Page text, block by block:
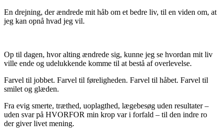
En drejning, der ændrede mit håb om et bedre liv, til en viden om, at
jeg kan opnå hvad jeg vil.
Op til dagen, hvor alting ændrede sig, kunne jeg se hvordan mit liv
ville ende og udelukkende komme til at bestå af overlevelse.
Farvel til jobbet. Farvel til føreligheden. Farvel til håbet. Farvel til
smilet og glæden.
Fra evig smerte, træthed, uoplagthed, lægebesøg uden resultater –
uden svar på HVORFOR min krop var i forfald – til den indre ro
der giver livet mening.